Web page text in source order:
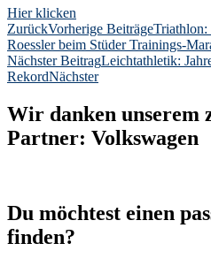
Hier klicken
ZurückVorherige BeiträgeTriathlon:
Roessler beim Stüder Trainings-
Nächster BeitragLeichtathletik:
RekordNächster
Wir danken unserem
Partner: Volkswagen
Du möchtest einen
finden?